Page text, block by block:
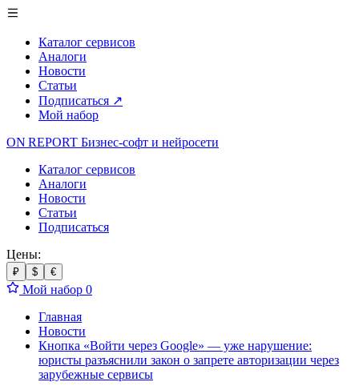
Каталог сервисов
Аналоги
Новости
Статьи
Подписаться ↗
Мой набор
ON REPORT Бизнес-софт и нейросети
Каталог сервисов
Аналоги
Новости
Статьи
Подписаться
Цены:
₽ $ €
Мой набор 0
Главная
Новости
Кнопка «Войти через Google» — уже нарушение:
юристы разъяснили закон о запрете авторизации через
зарубежные сервисы